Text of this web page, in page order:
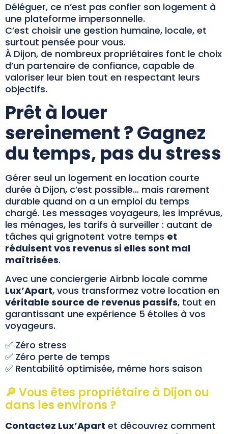
Déléguer, ce n’est pas confier son logement à
une plateforme impersonnelle.
C’est choisir une gestion humaine, locale, et
surtout pensée pour vous.
À Dijon, de nombreux propriétaires font le choix
d’un partenaire de confiance, capable de
valoriser leur bien tout en respectant leurs
objectifs.
Prêt à louer
sereinement ? Gagnez
du temps, pas du stress
Gérer seul un logement en location courte
durée à Dijon, c’est possible… mais rarement
durable quand on a un emploi du temps
chargé. Les messages voyageurs, les imprévus,
les ménages, les tarifs à surveiller : autant de
tâches qui grignotent votre temps et
réduisent vos revenus si elles sont mal
maîtrisées.
Avec une conciergerie Airbnb locale comme
Lux’Apart, vous transformez votre location en
véritable source de revenus passifs, tout en
garantissant une expérience 5 étoiles à vos
voyageurs.
✅ Zéro stress
✅ Zéro perte de temps
✅ Rentabilité optimisée, même hors saison
🔎 Vous êtes propriétaire à Dijon ou
dans les environs ?
Contactez Lux’Apart et découvrez comment